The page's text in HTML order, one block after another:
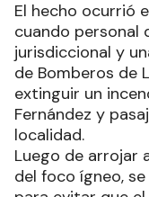
El hecho ocurrió
cuando personal
jurisdiccional y
de Bomberos de
extinguir un
Fernández y
localidad.
Luego de arrojar
del foco ígneo,